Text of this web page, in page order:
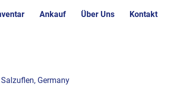
Ankauf Über Uns Kontakt
Germany